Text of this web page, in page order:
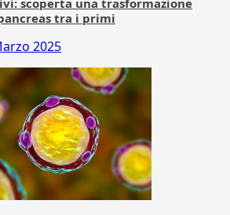
scoperta una trasformazione
tra i primi
2025